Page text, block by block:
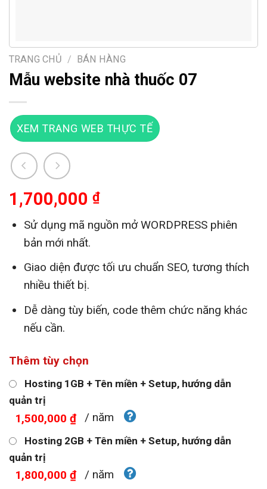
TRANG CHỦ / BÁN HÀNG
Mẫu website nhà thuốc 07
XEM TRANG WEB THỰC TẾ
1,700,000 ₫
Sử dụng mã nguồn mở WORDPRESS phiên
bản mới nhất.
Giao diện được tối ưu chuẩn SEO, tương thích
nhiều thiết bị.
Dễ dàng tùy biến, code thêm chức năng khác
nếu cần.
Thêm tùy chọn
Hosting 1GB + Tên miền + Setup, hướng dẫn
quản trị
1,500,000 ₫ / năm
Hosting 2GB + Tên miền + Setup, hướng dẫn
quản trị
1,800,000 ₫ / năm